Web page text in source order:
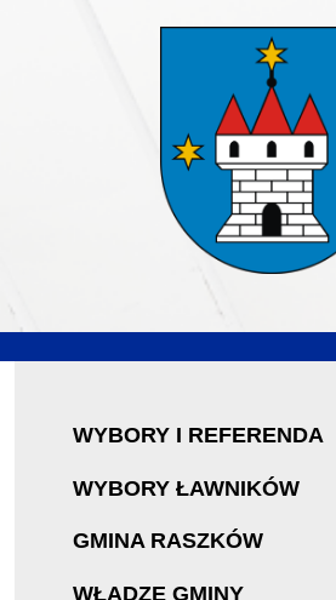
WYBORY I REFERENDA
WYBORY ŁAWNIKÓW
GMINA RASZKÓW
WŁADZE GMINY